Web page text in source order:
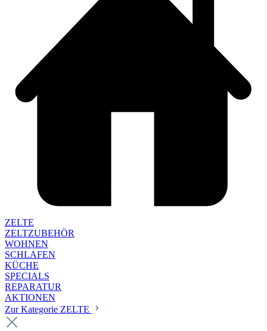
ZELTE
ZELTZUBEHÖR
WOHNEN
SCHLAFEN
KÜCHE
SPECIALS
REPARATUR
AKTIONEN
Zur Kategorie ZELTE